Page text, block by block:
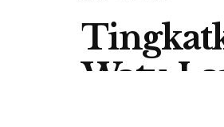
Watu